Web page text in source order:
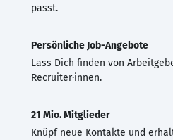
passt.
Persönliche Job-Angebote
Lass Dich finden von
Recruiter·innen.
21 Mio. Mitglieder
Knüpf neue Kontakte und